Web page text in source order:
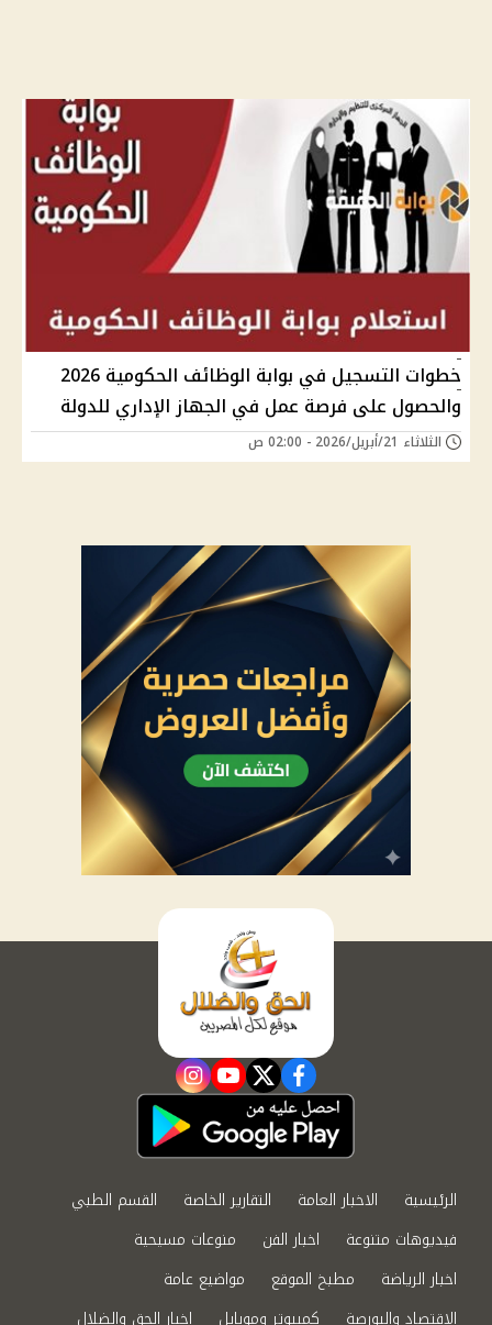
خطوات التسجيل في بوابة الوظائف الحكومية 2026
والحصول على فرصة عمل في الجهاز الإداري للدولة
الثلاثاء 21/أبريل/2026 - 02:00 ص
facebook
twitter
youtube
instagram
الرئيسية الاخبار العامة التقارير الخاصة
القسم الطبي
فيديوهات متنوعة
اخبار الفن
منوعات مسيحية
اخبار الرياضة
مطبخ الموقع
مواضيع عامة
الاقتصاد والبورصة
كمبيوتر وموبايل اخبار الحق والضلال